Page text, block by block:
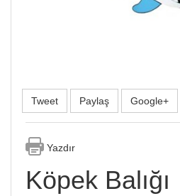
Tweet Paylaş Google+
Yazdır
Köpek Balığı